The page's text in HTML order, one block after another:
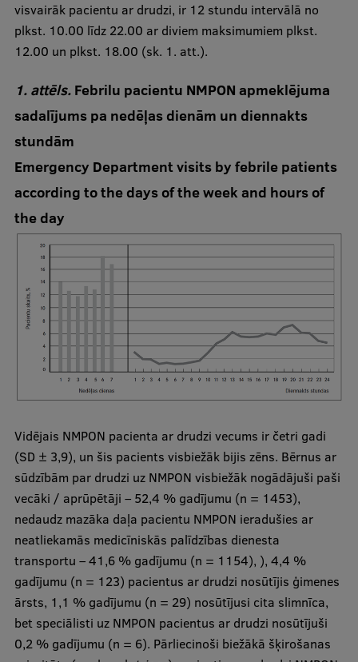
visvairāk pacientu ar drudzi, ir 12 stundu intervālā no
plkst. 10.00 līdz 22.00 ar diviem maksimumiem plkst.
12.00 un plkst. 18.00 (sk. 1. att.).
1. attēls.Febrilu pacientu NMPON apmeklējuma
sadalījums pa nedēļas dienām un diennakts
stundām
Emergency Department visits by febrile patients
according to the days of the week and hours of
the day
Vidējais NMPON pacienta ar drudzi vecums ir četri gadi
(SD ± 3,9), un šis pacients visbiežāk bijis zēns. Bērnus ar
sūdzībām par drudzi uz NMPON visbiežāk nogādājuši paši
vecāki / aprūpētāji – 52,4 % gadījumu (n = 1453),
nedaudz mazāka daļa pacientu NMPON ieradušies ar
neatliekamās medicīniskās palīdzības dienesta
transportu – 41,6 % gadījumu (n = 1154), ), 4,4 %
gadījumu (n = 123) pacientus ar drudzi nosūtījis ģimenes
ārsts, 1,1 % gadījumu (n = 29) nosūtījusi cita slimnīca,
bet speciālisti uz NMPON pacientus ar drudzi nosūtījuši
0,2 % gadījumu (n = 6). Pārliecinoši biežākā šķirošanas